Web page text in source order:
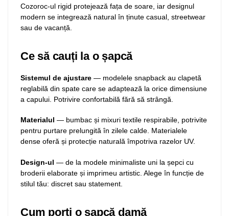
Cozoroc-ul rigid protejează fața de soare, iar designul
modern se integrează natural în ținute casual, streetwear
sau de vacanță.
Ce să cauți la o șapcă
Sistemul de ajustare — modelele snapback au clapetă
reglabilă din spate care se adaptează la orice dimensiune
a capului. Potrivire confortabilă fără să strângă.
Materialul — bumbac și mixuri textile respirabile, potrivite
pentru purtare prelungită în zilele calde. Materialele
dense oferă și protecție naturală împotriva razelor UV.
Design-ul — de la modele minimaliste uni la șepci cu
broderii elaborate și imprimeu artistic. Alege în funcție de
stilul tău: discret sau statement.
Cum porți o șapcă damă